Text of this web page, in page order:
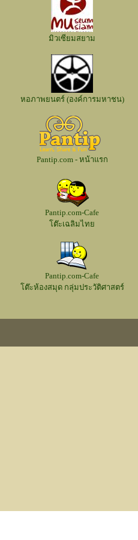
มิวเซียมสยาม
หอภาพยนตร์ (องค์การมหาชน)
Pantip.com - หน้าแรก
Pantip.com-Cafe
โต๊ะเฉลิมไทย
Pantip.com-Cafe
โต๊ะห้องสมุด กลุ่มประวัติศาสตร์